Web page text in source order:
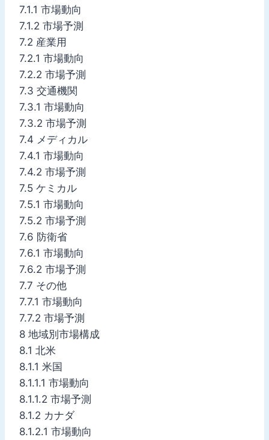
7.1.1 市場動向
7.1.2 市場予測
7.2 産業用
7.2.1 市場動向
7.2.2 市場予測
7.3 交通機関
7.3.1 市場動向
7.3.2 市場予測
7.4 メディカル
7.4.1 市場動向
7.4.2 市場予測
7.5 ケミカル
7.5.1 市場動向
7.5.2 市場予測
7.6 防衛省
7.6.1 市場動向
7.6.2 市場予測
7.7 その他
7.7.1 市場動向
7.7.2 市場予測
8 地域別市場構成
8.1 北米
8.1.1 米国
8.1.1.1 市場動向
8.1.1.2 市場予測
8.1.2 カナダ
8.1.2.1 市場動向